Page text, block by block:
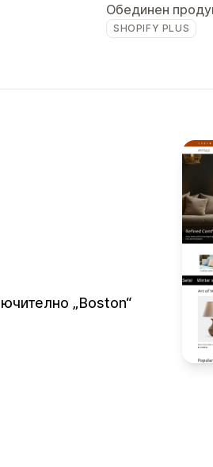
Обединен
SHOPIFY PLUS
„Boston“